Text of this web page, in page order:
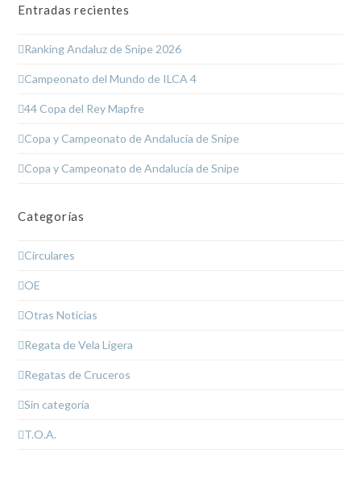
Entradas recientes
Ranking Andaluz de Snipe 2026
Campeonato del Mundo de ILCA 4
44 Copa del Rey Mapfre
Copa y Campeonato de Andalucía de Snipe
Copa y Campeonato de Andalucía de Snipe
Categorías
Circulares
OE
Otras Noticias
Regata de Vela Ligera
Regatas de Cruceros
Sin categoría
T.O.A.